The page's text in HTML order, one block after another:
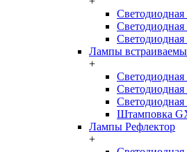
Лампы
+
Штамповка
Лампы Рефлектор
+